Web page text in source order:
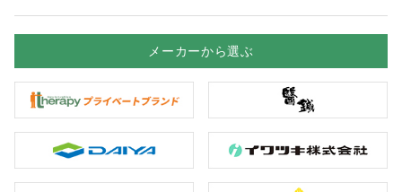
メーカーから選ぶ